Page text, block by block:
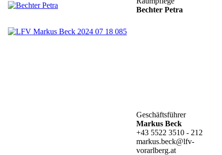
Bechter Petra
Geschäftsführer
Markus Beck
+43 5522 3510 - 212
markus.beck@lfv-
vorarlberg.at